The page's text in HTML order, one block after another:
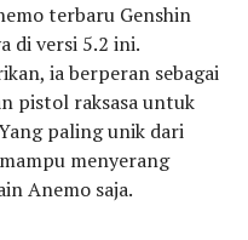
terbaru Genshin
di versi 5.2 ini.
ia berperan sebagai
pistol raksasa untuk
paling unik dari
menyerang
Anemo saja.